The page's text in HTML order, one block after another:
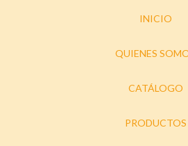
INICIO
QUIENES
CATÁLOGO
PRODUCTOS